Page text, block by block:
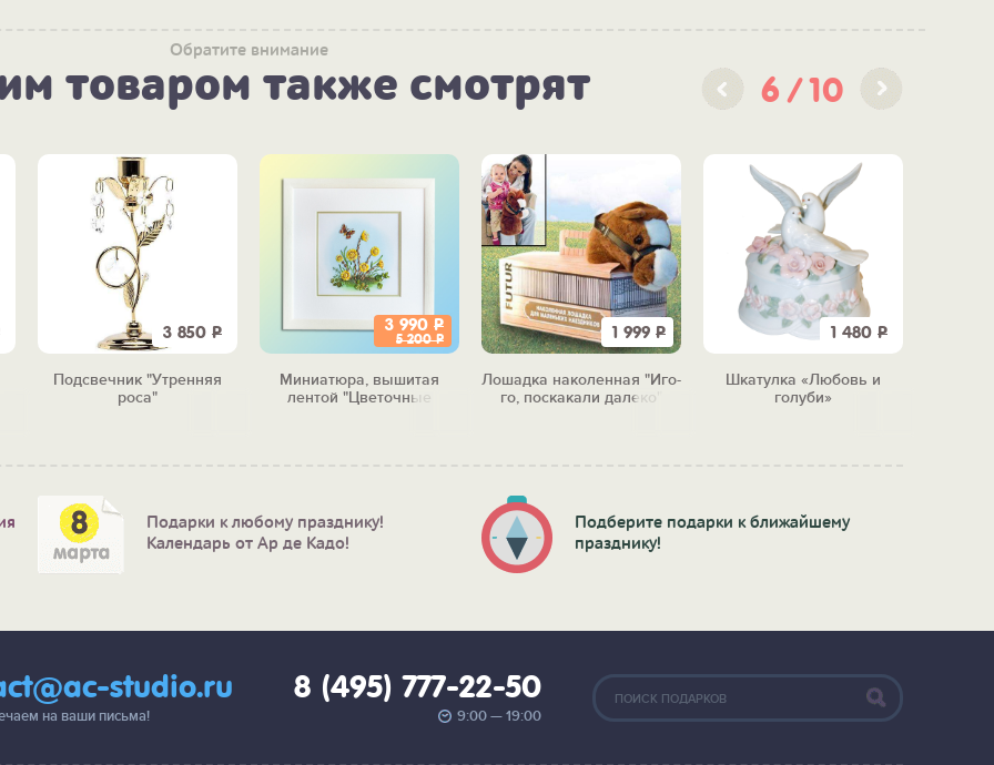
Обратите внимание
товаром также смотрят 6 10
3 850 Р
Подсвечник "Утренняя
роса"
3 990 Р
5 200Р
Миниатюра, вышитая
лентой "Цветочные
1 999 Р
Лошадка наколенная "Иго-
го, поскакали далеко"
1 480 Р
Шкатулка «Любовь и
голуби»
Подарки к любому празднику!
Календарь от Ар де Кадо!
Подберите подарки к ближайшему
празднику!
studio.ru
на ваши письма!
8 (495) 777-22-50
9:00 — 19:00